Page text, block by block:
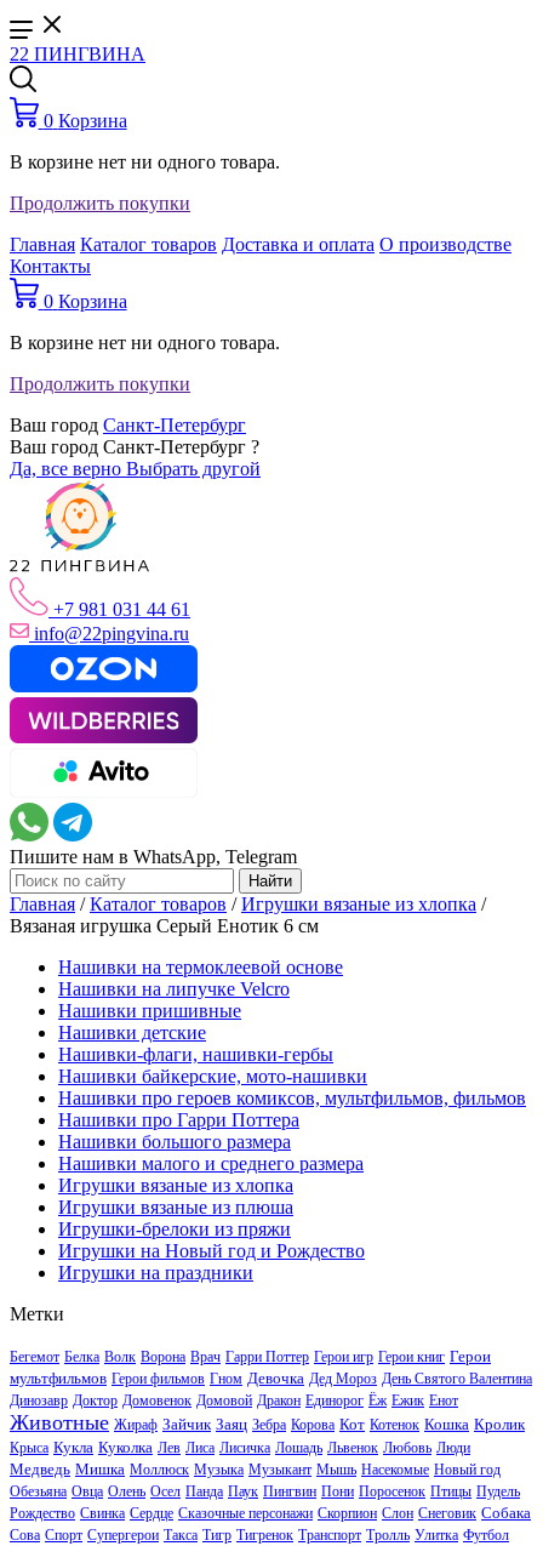
22 ПИНГВИНА
0 Корзина
В корзине нет ни одного товара.
Продолжить покупки
Главная Каталог товаров Доставка и оплата О производстве
Контакты
0 Корзина
В корзине нет ни одного товара.
Продолжить покупки
Ваш город Санкт-Петербург
Ваш город Санкт-Петербург ?
Да, все верно Выбрать другой
+7 981 031 44 61
info@22pingvina.ru
Пишите нам в WhatsApp, Telegram
Главная /Каталог товаров /Игрушки вязаные из хлопка /
Вязаная игрушка Серый Енотик 6 см
Нашивки на термоклеевой основе
Нашивки на липучке Velcro
Нашивки пришивные
Нашивки детские
Нашивки-флаги, нашивки-гербы
Нашивки байкерские, мото-нашивки
Нашивки про героев комиксов, мультфильмов, фильмов
Нашивки про Гарри Поттера
Нашивки большого размера
Нашивки малого и среднего размера
Игрушки вязаные из хлопка
Игрушки вязаные из плюша
Игрушки-брелоки из пряжи
Игрушки на Новый год и Рождество
Игрушки на праздники
Метки
Бегемот Белка Волк Ворона Врач Гарри Поттер Герои игр Герои книг Герои
мультфильмов Герои фильмов Гном Девочка Дед Мороз День Святого Валентина
Динозавр Доктор Домовенок Домовой Дракон Единорог Ёж Ежик Енот
Животные Жираф Зайчик Заяц Зебра Корова Кот Котенок Кошка Кролик
Крыса Кукла Куколка Лев Лиса Лисичка Лошадь Львенок Любовь Люди
Медведь Мишка Моллюск Музыка Музыкант Мышь Насекомые Новый год
Обезьяна Овца Олень Осел Панда Паук Пингвин Пони Поросенок Птицы Пудель
Рождество Свинка Сердце Сказочные персонажи Скорпион Слон Снеговик Собака
Сова Спорт Супергерои Такса Тигр Тигренок Транспорт Тролль Улитка Футбол